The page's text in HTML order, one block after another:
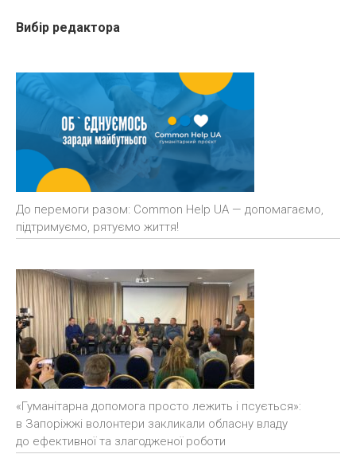
Вибір редактора
До перемоги разом: Common Help UA — допомагаємо,
підтримуємо, рятуємо життя!
«Гуманітарна допомога просто лежить і псується»:
в Запоріжжі волонтери закликали обласну владу
до ефективної та злагодженої роботи